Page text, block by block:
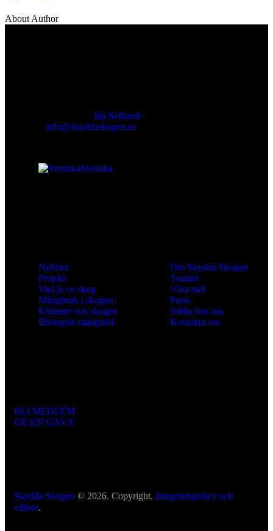
About Author
Ida Sellstedt
info@skyddaskogen.se
Svenska
Nyheter
Projekt
Vad är en skog
Mångbruk i skogen
Klimatet och skogen
Biologisk mångfald
Om Skydda Skogen
Teamet
Våra mål
Press
Jobba hos oss
Kontakta oss
BLI MEDLEM
GE EN GÅVA
Skydda Skogen © 2026. Copyright. Integritetspolicy och
villkor.